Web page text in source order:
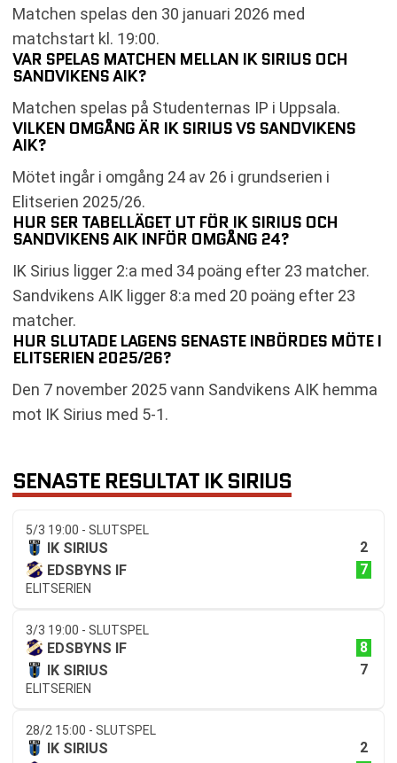
Matchen spelas den 30 januari 2026 med
matchstart kl. 19:00.
VAR SPELAS MATCHEN MELLAN IK SIRIUS OCH
SANDVIKENS AIK?
Matchen spelas på Studenternas IP i Uppsala.
VILKEN OMGÅNG ÄR IK SIRIUS VS SANDVIKENS
AIK?
Mötet ingår i omgång 24 av 26 i grundserien i
Elitserien 2025/26.
HUR SER TABELLÄGET UT FÖR IK SIRIUS OCH
SANDVIKENS AIK INFÖR OMGÅNG 24?
IK Sirius ligger 2:a med 34 poäng efter 23 matcher.
Sandvikens AIK ligger 8:a med 20 poäng efter 23
matcher.
HUR SLUTADE LAGENS SENASTE INBÖRDES MÖTE I
ELITSERIEN 2025/26?
Den 7 november 2025 vann Sandvikens AIK hemma
mot IK Sirius med 5-1.
SENASTE RESULTAT IK SIRIUS
5/3 19:00 - SLUTSPEL
IK SIRIUS
2
EDSBYNS IF
7
ELITSERIEN
3/3 19:00 - SLUTSPEL
EDSBYNS IF
8
IK SIRIUS
7
ELITSERIEN
28/2 15:00 - SLUTSPEL
IK SIRIUS
2